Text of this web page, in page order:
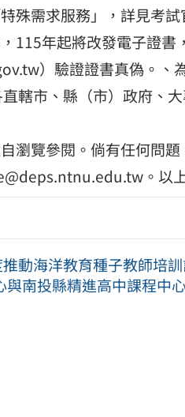
殊需求服務」，詳見考
115年起將改發電子證書
）驗證證書真偽。、
轄市、縣（市）政府、
瀏覽參閱。倘有任何問
。以
動海洋教育種子教師培
南投縣精進高中課程中